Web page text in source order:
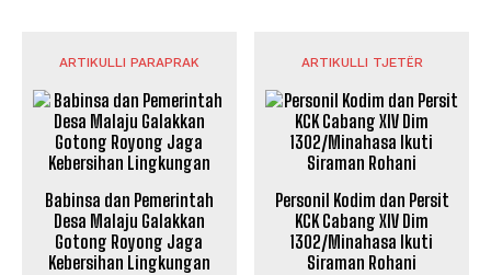
ARTIKULLI PARAPRAK
Babinsa dan Pemerintah
Desa Malaju Galakkan
Gotong Royong Jaga
Kebersihan Lingkungan
ARTIKULLI TJETËR
Personil Kodim dan Persit
KCK Cabang XIV Dim
1302/Minahasa Ikuti
Siraman Rohani